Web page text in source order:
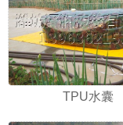
TPU水囊